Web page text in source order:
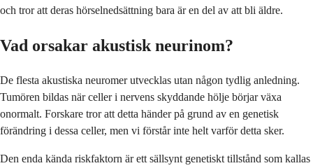
och tror att deras hörselnedsättning bara är en del av att bli äldre.
Vad orsakar akustisk neurinom?
De flesta akustiska neuromer utvecklas utan någon tydlig anledning.
Tumören bildas när celler i nervens skyddande hölje börjar växa
onormalt. Forskare tror att detta händer på grund av en genetisk
förändring i dessa celler, men vi förstår inte helt varför detta sker.
Den enda kända riskfaktorn är ett sällsynt genetiskt tillstånd som kallas